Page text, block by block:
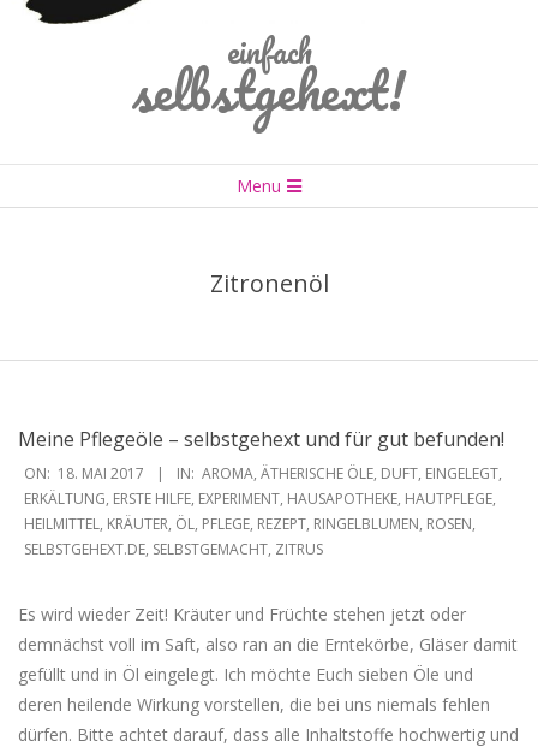
einfach
selbstgehext!
Navigation
Menu
Zitronenöl
Meine Pflegeöle – selbstgehext und für gut befunden!
2017-
05-
18
ON: 18. MAI 2017 IN: AROMA, ÄTHERISCHE ÖLE, DUFT, EINGELEGT,
ERKÄLTUNG, ERSTE HILFE, EXPERIMENT, HAUSAPOTHEKE, HAUTPFLEGE,
HEILMITTEL, KRÄUTER, ÖL, PFLEGE, REZEPT, RINGELBLUMEN, ROSEN,
SELBSTGEHEXT.DE, SELBSTGEMACHT, ZITRUS
Es wird wieder Zeit! Kräuter und Früchte stehen jetzt oder
demnächst voll im Saft, also ran an die Erntekörbe, Gläser damit
gefüllt und in Öl eingelegt. Ich möchte Euch sieben Öle und
deren heilende Wirkung vorstellen, die bei uns niemals fehlen
dürfen. Bitte achtet darauf, dass alle Inhaltstoffe hochwertig und